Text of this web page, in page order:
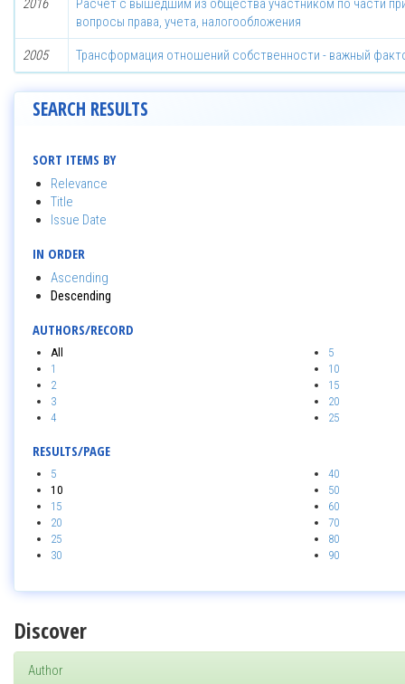
2016
Расчет с вышедшим из общества участником по части
вопросы права, учета, налогообложения
2005 Трансформация отношений собственности - важный
SEARCH RESULTS
SORT ITEMS BY
Relevance
Title
Issue Date
IN ORDER
Ascending
Descending
AUTHORS/RECORD
All
1
2
3
4
5
10
15
20
25
RESULTS/PAGE
5
10
15
20
25
30
40
50
60
70
80
90
Discover
Author